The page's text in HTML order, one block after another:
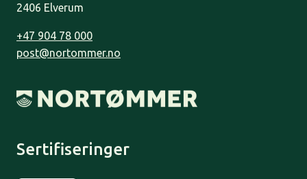
2406 Elverum
+47 904 78 000
post@nortommer.no
Sertifiseringer